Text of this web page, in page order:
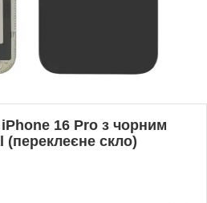
16 Pro з чорним
скло)